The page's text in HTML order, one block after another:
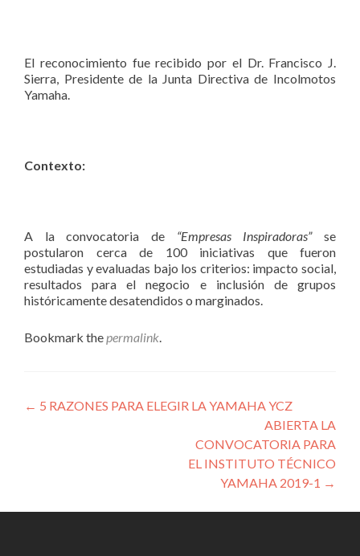
El reconocimiento fue recibido por el Dr. Francisco J.
Sierra, Presidente de la Junta Directiva de Incolmotos
Yamaha.
Contexto:
A la convocatoria de “Empresas Inspiradoras”se
postularon cerca de 100 iniciativas que fueron
estudiadas y evaluadas bajo los criterios: impacto social,
resultados para el negocio e inclusión de grupos
históricamente desatendidos o marginados.
Bookmark thepermalink.
Post
← 5 RAZONES PARA ELEGIR LA YAMAHA YCZ
ABIERTA LA
CONVOCATORIA PARA
EL INSTITUTO TÉCNICO
YAMAHA 2019-1 →